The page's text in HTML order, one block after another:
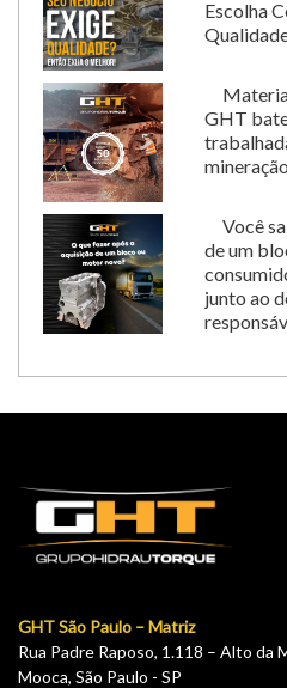
Escolha
GHT
Você
de um
junto ao
GHT São Paulo – Matriz
Rua Padre Raposo, 1.118 – Alto da
Mooca, São Paulo - SP